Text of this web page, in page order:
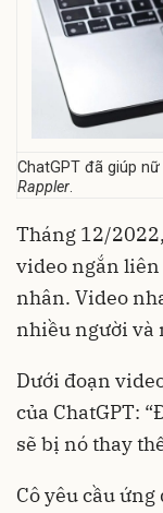
ChatGPT đã giúp
Rappler.
Tháng 12/
video ngắn
nhân. Video
nhiều người và
Dưới đoạn
của ChatGPT:
sẽ bị nó thay
Cô yêu cầu